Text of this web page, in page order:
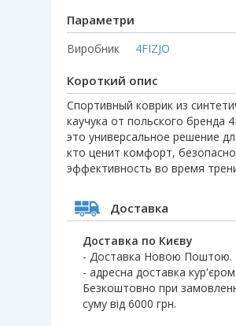
Параметри
Виробник 4FIZJO
Короткий опис
Спортивный коврик из
каучука от польского бренда
это универсальное решение
кто ценит комфорт,
эффективность во время
Доставка
Доставка по Києву
- Доставка Новою Поштою.
- адресна доставка кур'єром.
Безкоштовно при
суму від 6000 грн.